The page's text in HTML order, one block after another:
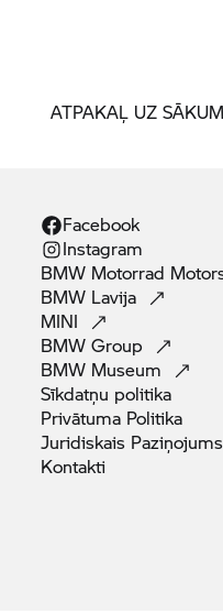
ATPAKAĻ UZ
Facebook
Instagram
BMW Motorrad
BMW Lavija
MINI
BMWGroup
BMW Museum
Sīkdatņu politika
Privātuma Politika
Juridiskais Paziņojums
Kontakti